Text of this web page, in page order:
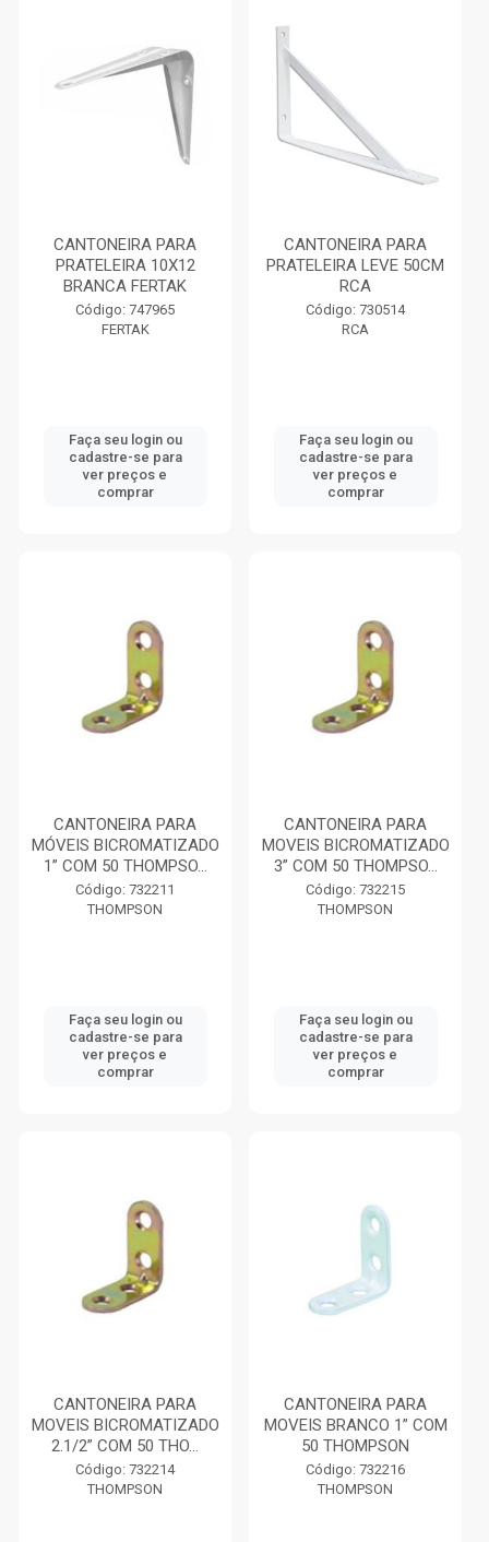
CANTONEIRA PARA
PRATELEIRA 10X12
BRANCA FERTAK
Código: 747965
FERTAK
Faça seu login ou
cadastre-se para
ver preços e
comprar
CANTONEIRA PARA
PRATELEIRA LEVE 50CM
RCA
Código: 730514
RCA
Faça seu login ou
cadastre-se para
ver preços e
comprar
CANTONEIRA PARA
MÓVEIS BICROMATIZADO
1” COM 50 THOMPSO...
Código: 732211
THOMPSON
Faça seu login ou
cadastre-se para
ver preços e
comprar
CANTONEIRA PARA
MOVEIS BICROMATIZADO
3” COM 50 THOMPSO...
Código: 732215
THOMPSON
Faça seu login ou
cadastre-se para
ver preços e
comprar
CANTONEIRA PARA
MOVEIS BICROMATIZADO
2.1/2” COM 50 THO...
Código: 732214
THOMPSON
CANTONEIRA PARA
MOVEIS BRANCO 1” COM
50 THOMPSON
Código: 732216
THOMPSON